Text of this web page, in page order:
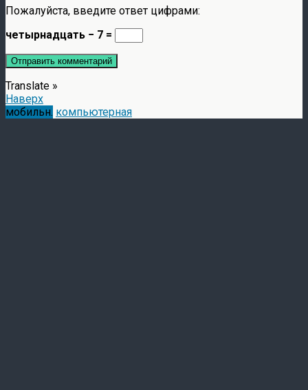
Пожалуйста, введите ответ цифрами:
четырнадцать − 7 =
Translate »
Наверх
мобильн. компьютерная